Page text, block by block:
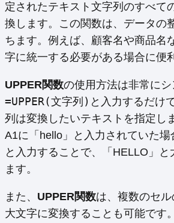
定されたテキスト文字列のすべて
換します。この関数は、データの
ちます。例えば、顧客名や商品名
字に統一する必要がある場合に便
UPPER関数の使用方法は非常にシ
=UPPER(文字列) と入力するだけ
列 は変換したいテキストを指定し
A1に「hello」と入力されていた場
と入力することで、「HELLO」
ます。
また、 UPPER関数は、複数のセ
大文字に変換することも可能です